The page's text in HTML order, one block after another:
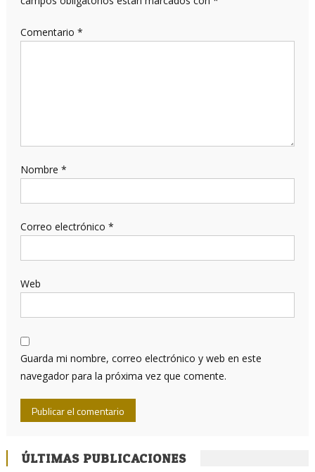
Comentario *
Nombre *
Correo electrónico *
Web
Guarda mi nombre, correo electrónico y web en este
navegador para la próxima vez que comente.
ÚLTIMAS PUBLICACIONES